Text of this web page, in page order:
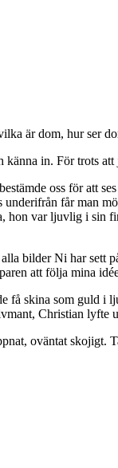
är dom, hur ser
in. För trots
oss för att
får man
var ljuvlig i
bilder Ni har
att följa mina
skina som guld
Christian
oväntat